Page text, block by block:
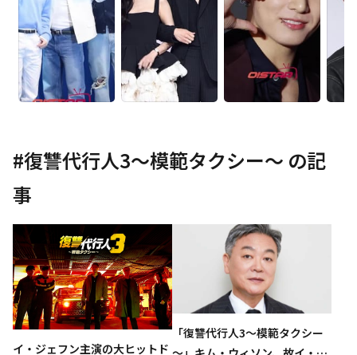
#復讐代行人3～模範タクシー～ の記
事
イ・ジェフン主演の大ヒットド
「復讐代行人3～模範タクシー